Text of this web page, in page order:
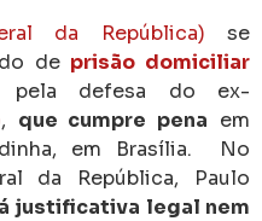
da República) se
de prisão domiciliar
pela defesa do ex-
, que cumpre pena em
em Brasília. No
da República, Paulo
justificativa legal nem